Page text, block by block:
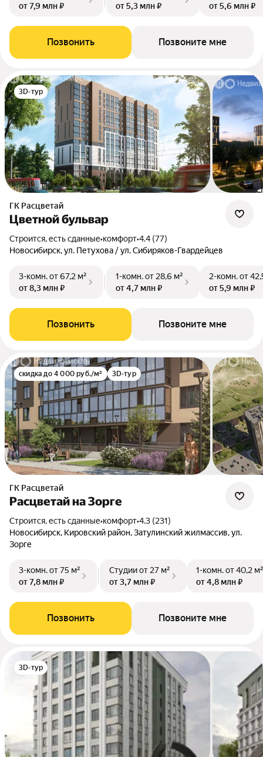
от 7,9 млн ₽
от 5,3 млн ₽
от 5,6 млн ₽
Позвонить Позвоните мне
3D-тур
ГК Расцветай
Цветной бульвар
Строится, есть сданные•комфорт•4.4 (77)
Новосибирск, ул. Петухова / ул. Сибиряков-Гвардейцев
3-комн.от 67,2 м²
от 8,3 млн ₽
1-комн.от 28,6 м²
от 4,7 млн ₽
2-комн.от
от 5,9 млн ₽
Позвонить Позвоните мне
скидка до 4 000 руб./м² 3D-тур
ГК Расцветай
Расцветай на Зорге
Строится, есть сданные•комфорт•4.3 (231)
Новосибирск, Кировский район, Затулинский жилмассив, ул.
Зорге
3-комн.от 75 м²
от 7,8 млн ₽
Студииот 27 м²
от 3,7 млн ₽
1-комн.от 40,2 м²
от 4,8 млн ₽
Позвонить Позвоните мне
3D-тур